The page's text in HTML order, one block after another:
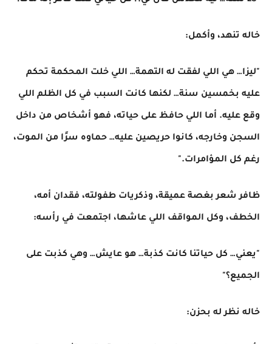
خاله تنهد، وأكمل:
"ليزا… هي اللي لفقت له التهمة… اللي خلت المحكمة تحكم
عليه بخمسين سنة… لكنها كانت السبب في كل الظلم اللي
وقع عليه. أما اللي حافظ على حياته، فهو أشخاص من داخل
السجن وخارجه، كانوا حريصين عليه… حماوه سرًا من الموت،
رغم كل المؤامرات."
ظافر شعر بغصة عميقة، وذكريات طفولته، فقدان أمه،
الخطف، وكل المواقف اللي عاشها، اجتمعت في رأسه:
"يعني… كل حياتنا كانت كذبة… هو عايش… وهي كذبت على
الجميع؟"
خاله نظر له بحزن: